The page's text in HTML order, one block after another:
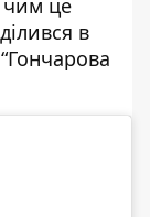
чим це
в